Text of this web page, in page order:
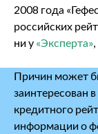
2008 года
российских
ни у «Эксперта»
Причин может
заинтересован
кредитного
информации о